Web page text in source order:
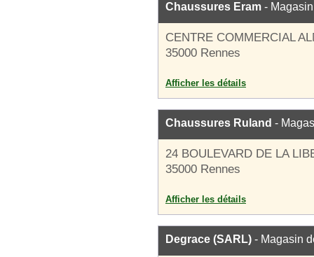
Chaussures Eram -
CENTRE COMMERCIAL
35000 Rennes
Afficher les détails
Chaussures Ruland -
24 BOULEVARD DE LA
35000 Rennes
Afficher les détails
Degrace (SARL) - Magasin